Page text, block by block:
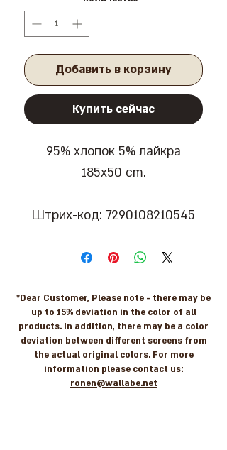
Добавить в корзину
Купить сейчас
95% хлопок 5% лайкра
185x50 cm.
Штрих-код: 7290108210545
*Dear Customer, Please note - there may be
up to 15% deviation in the color of all
products. In addition, there may be a color
deviation between different screens from
the actual original colors. For more
information please contact us:
ronen@wallabe.net